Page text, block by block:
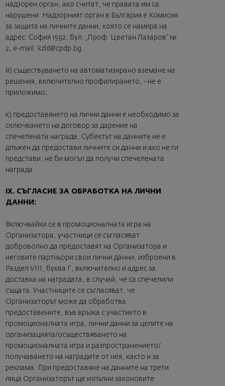
надзорен орган, ако считат, че правата им са
нарушени. Надзорният орган в България е Комисия
за защита на личните данни, която се намира на
адрес: София 1592, бул. „Проф. Цветан Лазаров” №
2; e-mail: kzld@cpdp.bg
й) съществуването на автоматизирано вземане на
решения, включително профилирането, - не е
приложимо;
к) предоставянето на лични данни е необходимо за
сключването на договор за дарение на
спечелената награда, Субектът на данните не е
длъжен да предостави личните си данни и ако не ги
представи, не би могъл да получи спечелената
награда.
IX. СЪГЛАСИЕ ЗА ОБРАБОТКА НА ЛИЧНИ
ДАННИ:
Включвайки се в промоционалната игра на
Организатора, участници се съгласяват
доброволно да предоставят на Организатора и
неговите партньори свои лични данни, изброени в
Раздел VIII, буква Г, включително и адрес за
доставка на наградата, в случай, че са спечелили
същата. Участниците се съгласяват, че
Организаторът може да обработва
предоставените, във връзка с участието в
промоционалната игра, лични данни за целите на
организацията/осъществяването на
промоционалната игра и разпространението/
получаването на наградите от нея, както и за
реклама. При предоставяне на данните на трети
лица Организаторът ще изпълни законовите